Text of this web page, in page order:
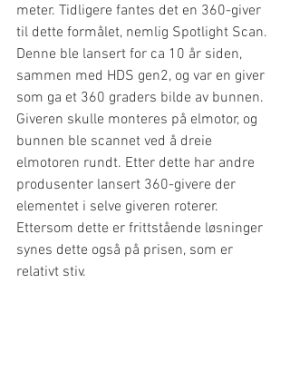
meter. Tidligere fantes det en 360-giver
til dette formålet, nemlig Spotlight Scan.
Denne ble lansert for ca 10 år siden,
sammen med HDS gen2, og var en giver
som ga et 360 graders bilde av bunnen.
Giveren skulle monteres på elmotor, og
bunnen ble scannet ved å dreie
elmotoren rundt. Etter dette har andre
produsenter lansert 360-givere der
elementet i selve giveren roterer.
Ettersom dette er frittstående løsninger
synes dette også på prisen, som er
relativt stiv.